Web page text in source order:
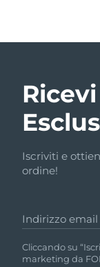
Iscriviti e
ordine!
Indirizzo email
Cliccando su
marketing da